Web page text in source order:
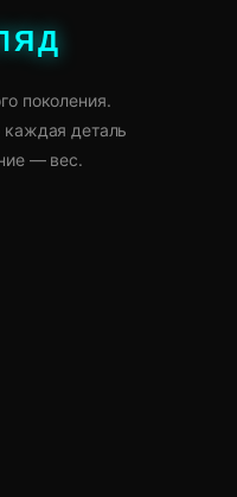
поколения.
деталь
— вес.